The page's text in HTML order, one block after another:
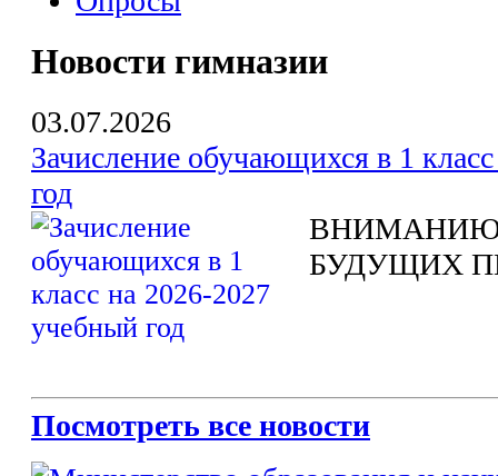
Новости гимназии
03.07.2026
Зачисление обучающихся в 1
год
ВНИМАНИЮ
БУДУЩИХ
Посмотреть все новости